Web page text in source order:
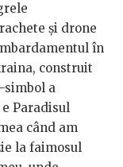
și drone
în
construit
simbol a
Paradisul
când am
la faimosul